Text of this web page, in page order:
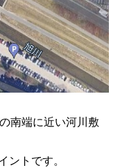
南端に近い河川敷
ントです。